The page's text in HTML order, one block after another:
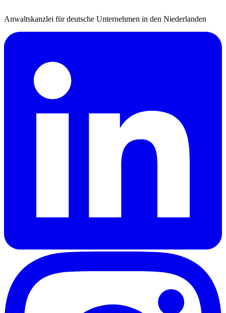
Anwaltskanzlei für deutsche Unternehmen in den Niederlanden